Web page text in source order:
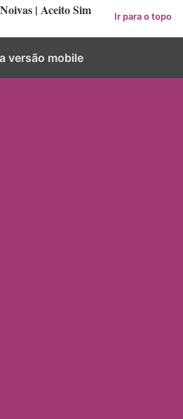
| Aceito Sim Ir para o topo
versão mobile